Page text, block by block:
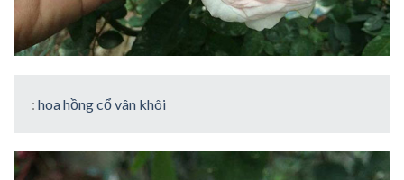
: hoa hồng cổ vân khôi